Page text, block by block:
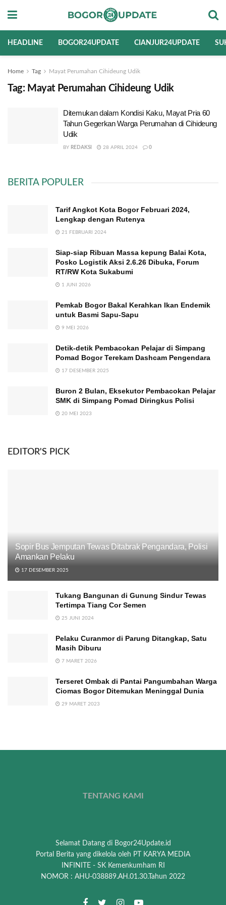
HEADLINE BOGOR24UPDATE CIANJUR24UPDATE
Home Tag Mayat Perumahan Cihideung Udik
Tag: Mayat Perumahan Cihideung Udik
Ditemukan dalam Kondisi Kaku, Mayat Pria 60
Tahun Gegerkan Warga Perumahan di Cihideung
Udik
BY REDAKSI 28 APRIL 2024 0
BERITA POPULER
Tarif Angkot Kota Bogor Februari 2024,
Lengkap dengan Rutenya
21 FEBRUARI 2024
Siap-siap Ribuan Massa kepung Balai Kota,
Posko Logistik Aksi 2.6.26 Dibuka, Forum
RT/RW Kota Sukabumi
1 JUNI 2026
Pemkab Bogor Bakal Kerahkan Ikan Endemik
untuk Basmi Sapu-Sapu
9 MEI 2026
Detik-detik Pembacokan Pelajar di Simpang
Pomad Bogor Terekam Dashcam Pengendara
17 DESEMBER 2025
Buron 2 Bulan, Eksekutor Pembacokan Pelajar
SMK di Simpang Pomad Diringkus Polisi
20 MEI 2023
EDITOR'S PICK
Sopir Bus Jemputan Tewas Ditabrak Pengandara, Polisi
Amankan Pelaku
17 DESEMBER 2025
Tukang Bangunan di Gunung Sindur Tewas
Tertimpa Tiang Cor Semen
25 JUNI 2024
Pelaku Curanmor di Parung Ditangkap, Satu
Masih Diburu
7 MARET 2026
Terseret Ombak di Pantai Pangumbahan Warga
Ciomas Bogor Ditemukan Meninggal Dunia
29 MARET 2023
TENTANG KAMI
Selamat Datang di Bogor24Update.id
Portal Berita yang dikelola oleh PT KARYA MEDIA
INFINITE - SK Kemenkumham RI
NOMOR : AHU-038889.AH.01.30.Tahun 2022